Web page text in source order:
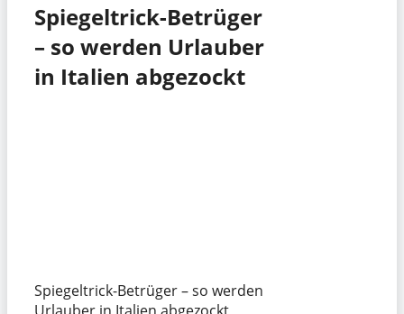
Spiegeltrick-Betrüger
– so werden Urlauber
in Italien abgezockt
Spiegeltrick-Betrüger – so werden